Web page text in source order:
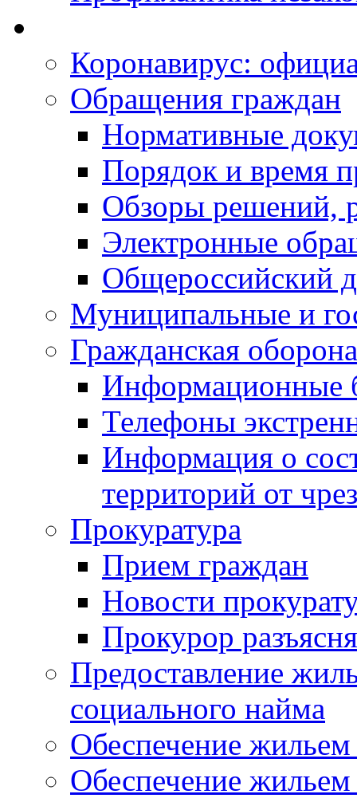
Коронавирус:
Обращения граждан
Нормативные
Порядок и время
Обзоры решений,
Электронные
Общероссийский
Муниципальные и
Гражданская
Информационные
Телефоны
Информация о
территорий от
Прокуратура
Прием граждан
Новости
Прокурор
Предоставление
социального найма
Обеспечение
Обеспечение